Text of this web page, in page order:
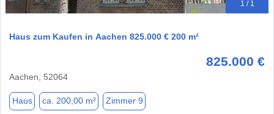
1 / 1
Haus zum Kaufen in Aachen 825.000 € 200 m²
825.000 €
Aachen, 52064
Haus ca. 200,00 m² Zimmer 9